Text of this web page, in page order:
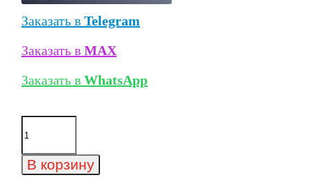
Заказать в Telegram
Заказать в MAX
Заказать в WhatsApp
Количество
товара
кирпич
Wandermode
В корзину